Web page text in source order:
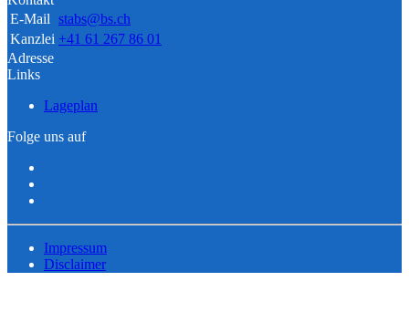
E-Mail stabs@bs.ch
Kanzlei +41 61 267 86 01
Adresse
Links
Lageplan
Folge uns auf
Impressum
Disclaimer